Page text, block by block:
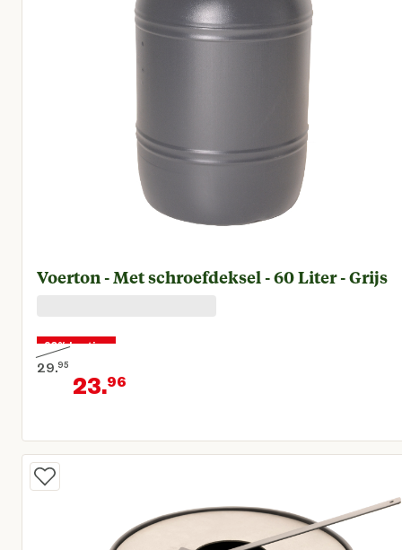
Voerton - Met schroefdeksel - 60 Liter - Grijs
20% korting
29.95
Oorspronkelijke prijs € 29,95
23.96
Huidige prijs € 23,96